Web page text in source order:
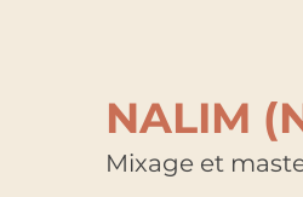
NALIM
Mixage et